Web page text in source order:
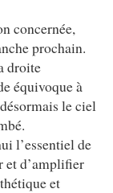
concernée,
prochain.
droite
équivoque à
le ciel
l’essentiel de
et d’amplifier
et